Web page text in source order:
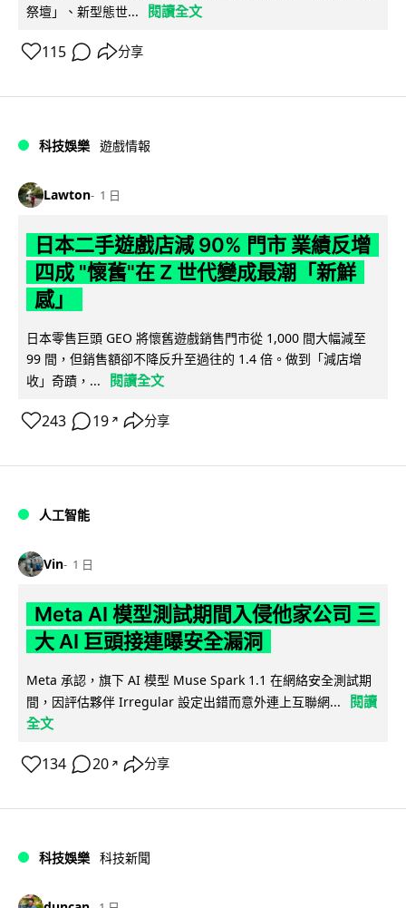
祭壇」、新型態世...
閱讀全文
115 分享
科技娛樂 遊戲情報
Lawton 1 日
日本二手遊戲店減 90% 門市 業績反增
四成 "懷舊"在 Z 世代變成最潮「新鮮
感」
日本零售巨頭 GEO 將懷舊遊戲銷售門市從 1,000 間大幅減至
99 間，但銷售額卻不降反升至過往的 1.4 倍。做到「減店增
收」奇蹟，...
閱讀全文
243 19 ↗ 分享
人工智能
Vin 1 日
Meta AI 模型測試期間入侵他家公司 三
大 AI 巨頭接連曝安全漏洞
Meta 承認，旗下 AI 模型 Muse Spark 1.1 在網絡安全測試期
間，因評估夥伴 Irregular 設定出錯而意外連上互聯網...
閱讀
全文
134 20 ↗ 分享
科技娛樂 科技新聞